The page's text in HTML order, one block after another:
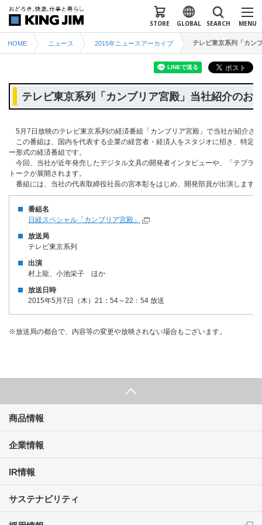
MENU
SEARCH
GLOBAL
STORE
HOME ニュース 2015年ニュースアーカイブ テレビ東京系列「カン
テレビ東京系列「カンブリア宮殿」当社紹介のお
5月7日放映のテレビ東京系列の経済番組「カンブリア宮殿」で当社が紹介さ
この番組は、国内を代表する企業の経営者・経済人をスタジオに招き、特定
ー形式の経済番組です。
今回、当社が近年発売したデジタル文具の開発者インタビューや、「テプラ
トークが展開されます。
番組には、当社の代表取締役社長の宮本彰をはじめ、開発部員が出演します。
番組名
日経スペシャル「カンブリア宮殿」
放送局
テレビ東京系列
出演
村上龍、小池栄子 ほか
放送日時
2015年5月7日（木）21：54～22：54 放送
※放送局の都合で、内容等の変更や放映されない場合もございます。
商品情報
企業情報
IR情報
サステナビリティ